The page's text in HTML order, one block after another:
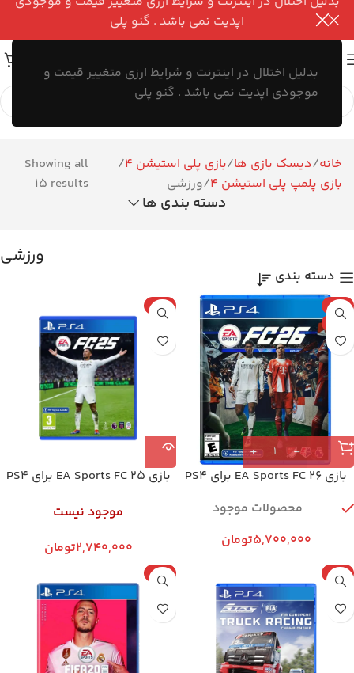
بدلیل اختلال در اینترنت و شرایط ارزی متغییر قیمت و
موجودی اپدیت نمی باشد . گنو پلی
خانه دیسک بازی ها بازی پلی استیشن 4
بازی پلمپ پلی استیشن 4
ورزشی
Showing all
15 results
دسته بندی ها
ورزشی
دسته بندی
جدید
پلمپ
بازی EA Sports FC 26 برای PS4
محصولات موجود
5,700,000تومان
پلمپ
بازی EA Sports FC 25 برای PS4
موجود نیست
2,740,000تومان
پلمپ پلمپ
اپدیت نمی باشد . گنو پلی